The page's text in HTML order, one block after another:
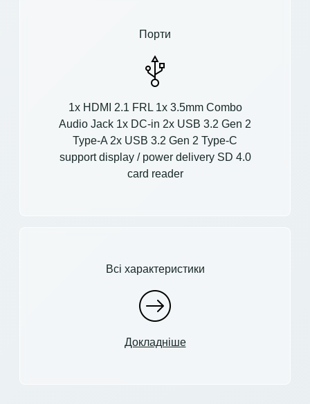
Порти
1x HDMI 2.1 FRL 1x 3.5mm Combo
Audio Jack 1x DC-in 2x USB 3.2 Gen 2
Type-A 2x USB 3.2 Gen 2 Type-C
support display / power delivery SD 4.0
card reader
Всі характеристики
Докладніше